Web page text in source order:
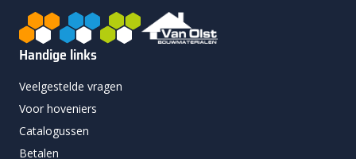
Handige links
Veelgestelde vragen
Voor hoveniers
Catalogussen
Betalen